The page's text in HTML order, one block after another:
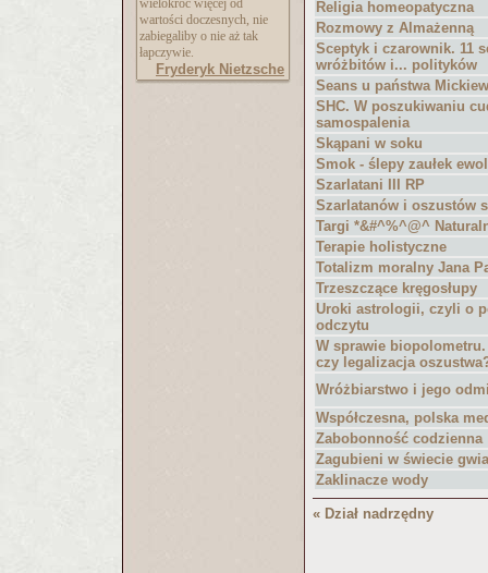
wielokroć więcej od
wartości doczesnych, nie
zabiegaliby o nie aż tak
łapczywie.
Fryderyk Nietzsche
Religia homeopatyczna
Rozmowy z Almażenną
Sceptyk i czarownik. 11
wróżbitów i... polityków
Seans u państwa
SHC. W poszukiwaniu
samospalenia
Skąpani w soku
Smok - ślepy zaułek
Szarlatani III RP
Szarlatanów i oszustów
Targi *&#^%^@^
Terapie holistyczne
Totalizm moralny Jana
Trzeszczące kręgosłupy
Uroki astrologii, czyli o
odczytu
W sprawie
czy legalizacja
Wróżbiarstwo i jego
Współczesna, polska
Zabobonność codzienna
Zagubieni w świecie
Zaklinacze wody
« Dział nadrzędny